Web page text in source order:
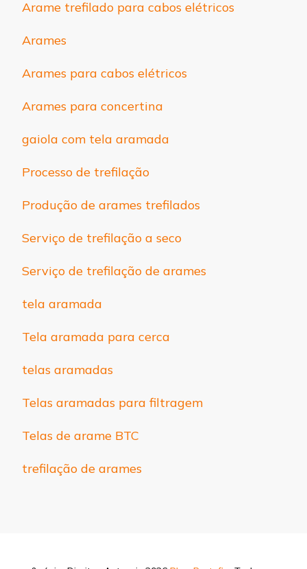
Arame trefilado para cabos elétricos
Arames
Arames para cabos elétricos
Arames para concertina
gaiola com tela aramada
Processo de trefilação
Produção de arames trefilados
Serviço de trefilação a seco
Serviço de trefilação de arames
tela aramada
Tela aramada para cerca
telas aramadas
Telas aramadas para filtragem
Telas de arame BTC
trefilação de arames